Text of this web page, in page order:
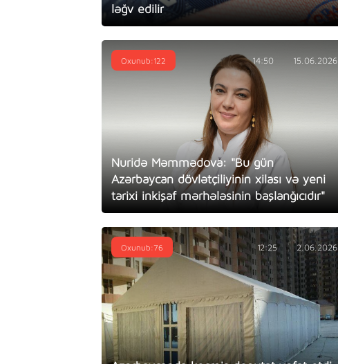
ləğv edilir
Nuridə Məmmədova: "Bu gün
Azərbaycan dövlətçiliyinin xilası və yeni
tarixi inkişaf mərhələsinin başlanğıcıdır"
Oxunub:122 14:50 15.06.2026
Oxunub:76 12:25 2.06.2026